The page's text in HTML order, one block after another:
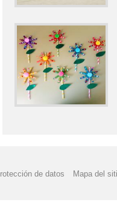
de datos Mapa del